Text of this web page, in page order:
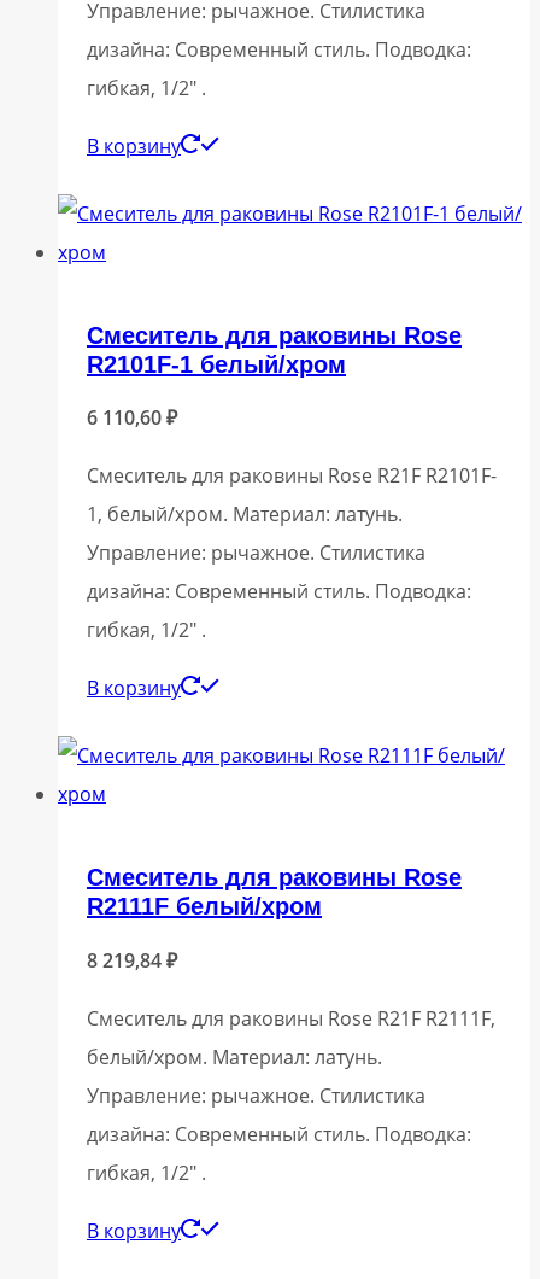
Управление: рычажное. Стилистика
дизайна: Современный стиль. Подводка:
гибкая, 1/2″ .
В корзину
Смеситель для раковины Rose
R2101F-1 белый/хром
6 110,60₽
Смеситель для раковины Rose R21F R2101F-
1, белый/хром. Материал: латунь.
Управление: рычажное. Стилистика
дизайна: Современный стиль. Подводка:
гибкая, 1/2″ .
В корзину
Смеситель для раковины Rose
R2111F белый/хром
8 219,84₽
Смеситель для раковины Rose R21F R2111F,
белый/хром. Материал: латунь.
Управление: рычажное. Стилистика
дизайна: Современный стиль. Подводка:
гибкая, 1/2″ .
В корзину